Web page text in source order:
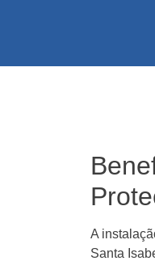
A
Santa